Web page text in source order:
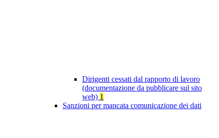
Dirigenti cessati dal rapporto di lavoro
(documentazione da pubblicare sul sito
web) 1
Sanzioni per mancata comunicazione dei dati